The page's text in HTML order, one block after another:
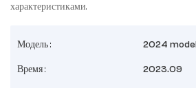
характеристиками.
Модель : 2024
Время : 2023.09